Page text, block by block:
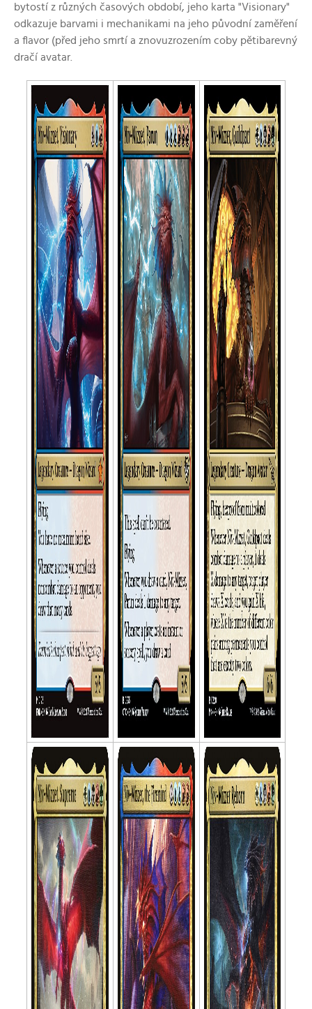
bytostí z různých časových období, jeho karta "Visionary"
odkazuje barvami i mechanikami na jeho původní zaměření
a flavor (před jeho smrtí a znovuzrozením coby pětibarevný
dračí avatar.